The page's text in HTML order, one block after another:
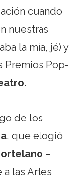
cuando
nuestras
la mía, jé) y
Premios Pop-
.
de los
, que elogió
–
las Artes